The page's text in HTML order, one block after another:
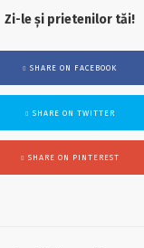
Zi-le și prietenilor tăi!
SHARE ON FACEBOOK
SHARE ON TWITTER
SHARE ON PINTEREST